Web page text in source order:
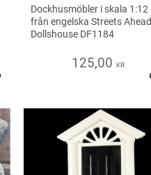
till i favoriter
Dockhusmöbler i skala 1:12
från engelska Streets Ahead
Dollshouse DF1184
125,00 KR